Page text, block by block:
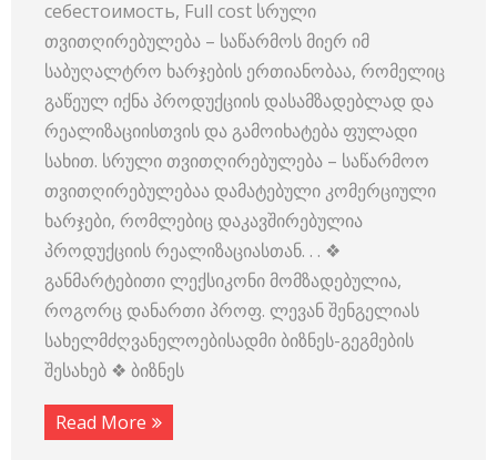
себестоимость, Full cost სრული
თვითღირებულება – საწარმოს მიერ იმ
საბუღალტრო ხარჯების ერთიანობაა, რომელიც
გაწეულ იქნა პროდუქციის დასამზადებლად და
რეალიზაციისთვის და გამოიხატება ფულადი
სახით. სრული თვითღირებულება – საწარმოო
თვითღირებულებაა დამატებული კომერციული
ხარჯები, რომლებიც დაკავშირებულია
პროდუქციის რეალიზაციასთან. . . ❖
განმარტებითი ლექსიკონი მომზადებულია,
როგორც დანართი პროფ. ლევან შენგელიას
სახელმძღვანელოებისადმი ბიზნეს-გეგმების
შესახებ ❖ ბიზნეს
Read More